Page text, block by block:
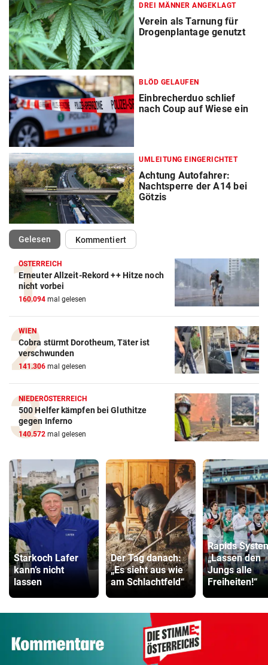
DREI MÄNNER ANGEKLAGT
Verein als Tarnung für
Drogenplantage genutzt
BLÖD GELAUFEN
Einbrecherduo schlief
nach Coup auf Wiese ein
UMLEITUNG EINGERICHTET
Achtung Autofahrer:
Nachtsperre der A14 bei
Götzis
Gelesen(ausgewählt)Kommentiert
ÖSTERREICH
Erneuter Allzeit-Rekord ++ Hitze noch
nicht vorbei
160.094 mal gelesen
WIEN
Cobra stürmt Dorotheum, Täter ist
verschwunden
141.306 mal gelesen
NIEDERÖSTERREICH
500 Helfer kämpfen bei Gluthitze
gegen Inferno
140.572 mal gelesen
Starkoch Lafer
kann’s nicht
lassen
Der Tag danach:
„Es sieht aus wie
am Schlachtfeld“
Rapids
„Lassen den
Jungs alle
Freiheiten!“